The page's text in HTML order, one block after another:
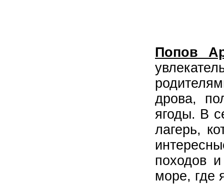
Попов
дрова,
ягоды. В
лагерь,
походов
море, где